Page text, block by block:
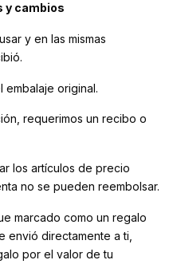
y cambios
y en las mismas
embalaje original.
requerimos un recibo o
los artículos de precio
no se pueden reembolsar.
marcado como un regalo
envió directamente a ti,
por el valor de tu